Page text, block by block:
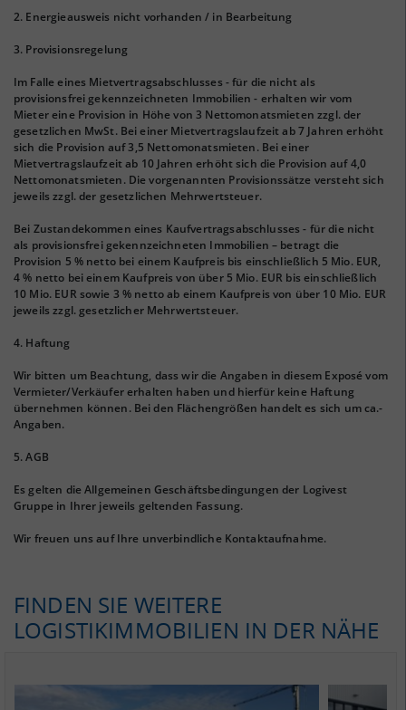
2. Energieausweis nicht vorhanden / in Bearbeitung
3. Provisionsregelung
Im Falle eines Mietvertragsabschlusses - für die nicht als
provisionsfrei gekennzeichneten Immobilien - erhalten wir vom
Mieter eine Provision in Höhe von 3 Nettomonatsmieten zzgl. der
gesetzlichen MwSt. Bei einer Mietvertragslaufzeit ab 7 Jahren erhöht
sich die Provision auf 3,5 Nettomonatsmieten. Bei einer
Mietvertragslaufzeit ab 10 Jahren erhöht sich die Provision auf 4,0
Nettomonatsmieten. Die vorgenannten Provisionssätze versteht sich
jeweils zzgl. der gesetzlichen Mehrwertsteuer.
Bei Zustandekommen eines Kaufvertragsabschlusses - für die nicht
als provisionsfrei gekennzeichneten Immobilien – betragt die
Provision 5 % netto bei einem Kaufpreis bis einschließlich 5 Mio. EUR,
4 % netto bei einem Kaufpreis von über 5 Mio. EUR bis einschließlich
10 Mio. EUR sowie 3 % netto ab einem Kaufpreis von über 10 Mio. EUR
jeweils zzgl. gesetzlicher Mehrwertsteuer.
4. Haftung
Wir bitten um Beachtung, dass wir die Angaben in diesem Exposé vom
Vermieter/Verkäufer erhalten haben und hierfür keine Haftung
übernehmen können. Bei den Flächengrößen handelt es sich um ca.-
Angaben.
5. AGB
Es gelten die Allgemeinen Geschäftsbedingungen der Logivest
Gruppe in Ihrer jeweils geltenden Fassung.
Wir freuen uns auf Ihre unverbindliche Kontaktaufnahme.
FINDEN SIE WEITERE
LOGISTIKIMMOBILIEN IN DER NÄHE